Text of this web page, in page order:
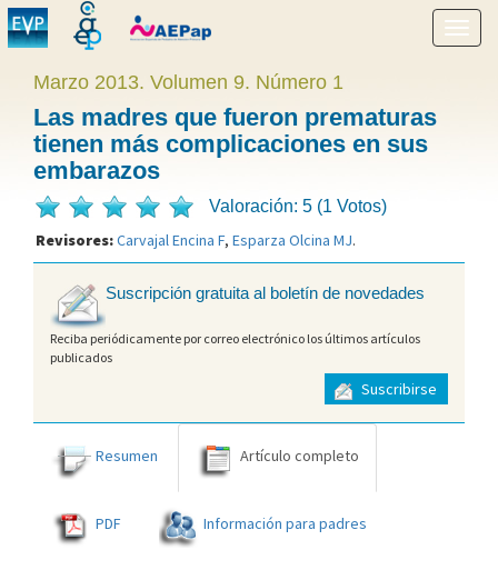
menú
Marzo 2013. Volumen 9. Número 1
Las madres que fueron prematuras
tienen más complicaciones en sus
embarazos
Valoración: 5 (1 Votos)
Revisores:Carvajal Encina F, Esparza Olcina MJ.
Suscripción gratuita al boletín de novedades
Reciba periódicamente por correo electrónico los últimos artículos
publicados
Suscribirse
Resumen Artículo completo
PDF Información para padres